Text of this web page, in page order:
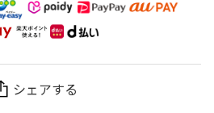
シェアする